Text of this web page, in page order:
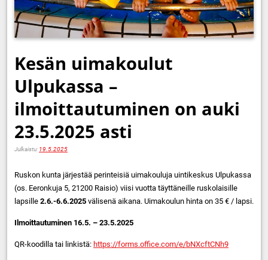
Kesän uimakoulut
Ulpukassa –
ilmoittautuminen on auki
23.5.2025 asti
Julkaistu: 19.5.2025
Ruskon kunta järjestää perinteisiä uimakouluja uintikeskus Ulpukassa
(os. Eeronkuja 5, 21200 Raisio) viisi vuotta täyttäneille ruskolaisille
lapsille 2.6.-6.6.2025 välisenä aikana. Uimakoulun hinta on 35 € / lapsi.
Ilmoittautuminen 16.5. – 23.5.2025
QR-koodilla tai linkistä: https://forms.office.com/e/bNXcftCNh9